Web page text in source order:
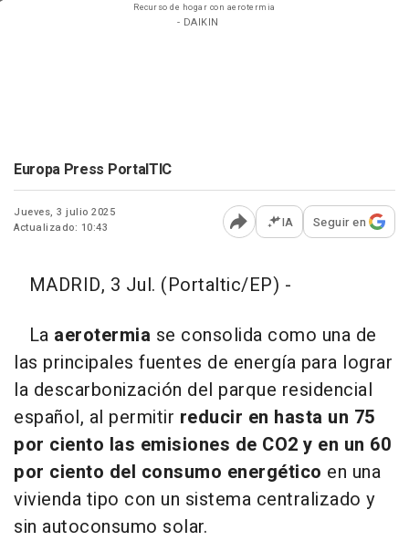
Recurso de hogar con aerotermia
- DAIKIN
Europa Press PortalTIC
Jueves, 3 julio 2025
Actualizado: 10:43
Abrir opciones para
IA Seguir en
MADRID, 3 Jul. (Portaltic/EP) -
La aerotermia se consolida como una de
las principales fuentes de energía para lograr
la descarbonización del parque residencial
español, al permitir reducir en hasta un 75
por ciento las emisiones de CO2 y en un 60
por ciento del consumo energético en una
vivienda tipo con un sistema centralizado y
sin autoconsumo solar.